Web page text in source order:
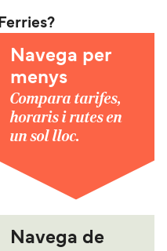
Navega per
menys
Compara tarifes,
horaris i rutes en
un sol lloc.
Navega de